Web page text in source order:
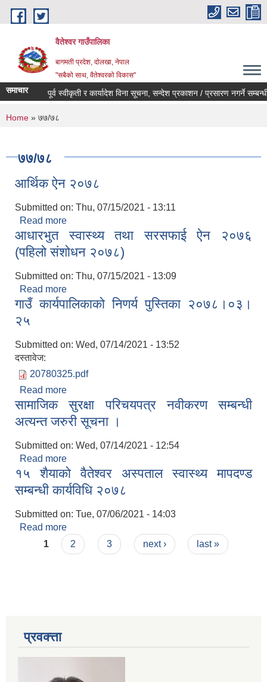
Skip to main content
वैतेश्वर गाउँपालिका
बागमती प्रदेश, दाेलखा, नेपाल
"सबैको साथ, वैतेश्वरको विकास"
समाचार पूर्व स्वीकृती र कार्यादेश विना सूचना, सन्देश प्रकाशन / प्रसारण नगर्ने सम्बन्धी
You are here
Home » ७७/७८
७७/७८
आर्थिक ऐन २०७८
Submitted on: Thu, 07/15/2021 - 13:11
Read more
आधारभुत स्वास्थ्य तथा सरसफाई ऐन २०७६
(पहिलो संशोधन २०७८)
Submitted on: Thu, 07/15/2021 - 13:09
Read more
संशोधन २०७८)
गाउँ कार्यपालिकाको निणर्य पुस्तिका २०७८।०३।
२५
Submitted on: Wed, 07/14/2021 - 13:52
दस्तावेज:
20780325.pdf
Read more
सामाजिक सुरक्षा परिचयपत्र नवीकरण सम्बन्धी
अत्यन्त जरुरी सूचना ।
Submitted on: Wed, 07/14/2021 - 12:54
Read more
अत्यन्त जरुरी सूचना ।
१५ शैयाको वैतेश्वर अस्पताल स्वास्थ्य मापदण्ड
सम्बन्धी कार्यविधि २०७८
Submitted on: Tue, 07/06/2021 - 14:03
Read more
सम्बन्धी कार्यविधि २०७८
Pages
1 2 3 next › last »
प्रवक्त्ता